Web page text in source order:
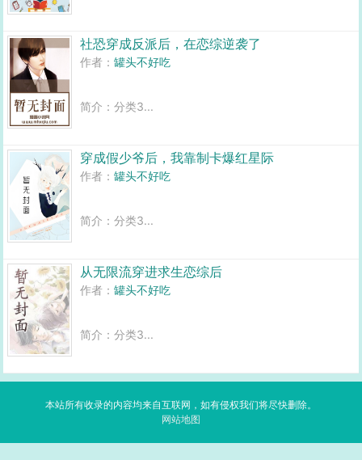
社恐穿成反派后，在恋综逆袭了
作者：罐头不好吃
简介：分类3...
穿成假少爷后，我靠制卡爆红星际
作者：罐头不好吃
简介：分类3...
从无限流穿进求生恋综后
作者：罐头不好吃
简介：分类3...
本站所有收录的内容均来自互联网，如有侵权我们将尽快删除。
网站地图